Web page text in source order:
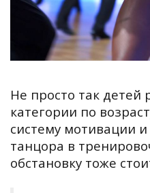
Не просто так детей
категории по
систему мотивации
танцора в
обстановку тоже